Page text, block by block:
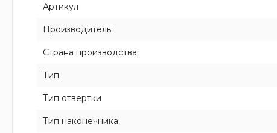
Артикул
Производитель:
Страна производства:
Тип
Тип отвертки
Тип наконечника